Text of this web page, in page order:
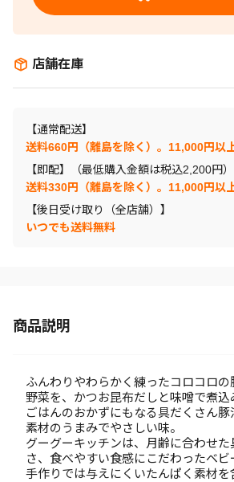
店舗在庫
【通常配送】
送料660円（離島を除く）。11,000円以
【即配】（最低購入金額は税込2,200円）
送料330円（離島を除く）。11,000円以
【後日受け取り（全店舗）】
いつでも送料無料
商品説明
ふんわりやわらかく練ったコロコロ
野菜を、かつお昆布だしと味噌で煮込
ごはんのおかずにもなる具だくさん豚
素材のうまみでやさしい味。
グーグーキッチンは、月齢に合わせた
さ、食べやすい食感にこだわったベビ
手作りでは与えにくいたんぱく素材を